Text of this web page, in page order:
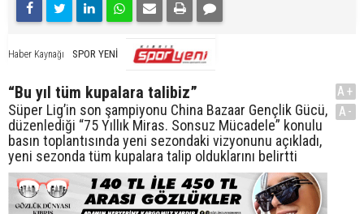
Haber Kaynağı SPOR YENİ
“Bu yıl tüm kupalara talibiz”
Süper Lig’in son şampiyonu China Bazaar Gençlik Gücü,
düzenlediği “75 Yıllık Miras. Sonsuz Mücadele” konulu
basın toplantısında yeni sezondaki vizyonunu açıkladı,
yeni sezonda tüm kupalara talip olduklarını belirtti
A+
A-